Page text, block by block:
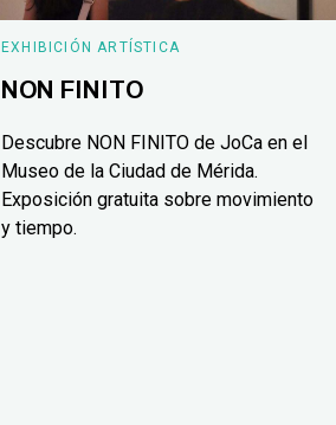
EXHIBICIÓN ARTÍSTICA
NON FINITO
Descubre NON FINITO de JoCa en el
Museo de la Ciudad de Mérida.
Exposición gratuita sobre movimiento
y tiempo.